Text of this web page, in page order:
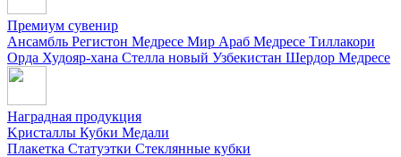
Премиум сувенир
Ансамбль Регистон Медресе Мир Араб Медресе Тиллакори
Орда Худояр-хана Стелла новый Узбекистан Шердор Медресе
Наградная продукция
Kристаллы Кубки Медали
Плакетка Статуэтки Стеклянные кубки